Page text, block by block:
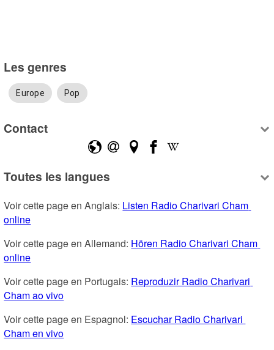
Les genres
Europe Pop
Contact
Toutes les langues
Voir cette page en Anglais: Listen Radio Charivari Cham
online
Voir cette page en Allemand: Hören Radio Charivari Cham
online
Voir cette page en Portugais: Reproduzir Radio Charivari
Cham ao vivo
Voir cette page en Espagnol: Escuchar Radio Charivari
Cham en vivo